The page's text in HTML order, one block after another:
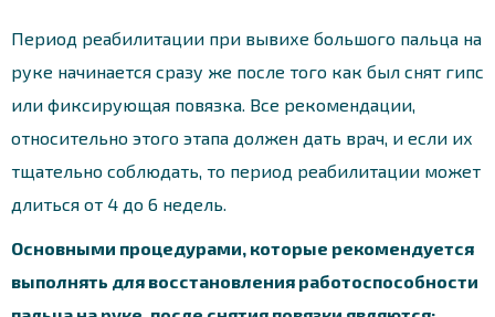
Период реабилитации при вывихе большого пальца на
руке начинается сразу же после того как был снят гипс
или фиксирующая повязка. Все рекомендации,
относительно этого этапа должен дать врач, и если их
тщательно соблюдать, то период реабилитации может
длиться от 4 до 6 недель.
Основными процедурами, которые рекомендуется
выполнять для восстановления работоспособности